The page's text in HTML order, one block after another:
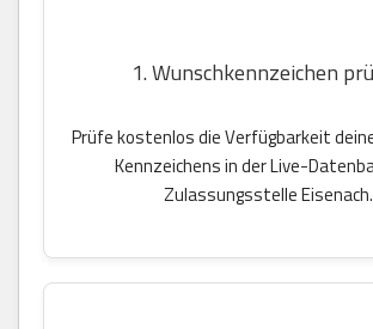
1. Wunschkennzeichen
Prüfe kostenlos die Verfügbarkeit
Kennzeichens in der Live-
Zulassungsstelle Eisenach.